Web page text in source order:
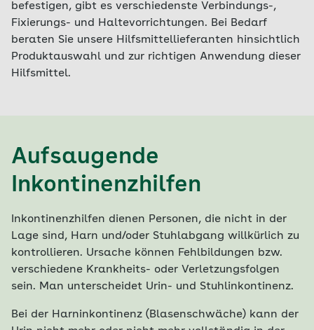
befestigen, gibt es verschiedenste Verbindungs-,
Fixierungs- und Haltevorrichtungen. Bei Bedarf
beraten Sie unsere Hilfsmittellieferanten hinsichtlich
Produktauswahl und zur richtigen Anwendung dieser
Hilfsmittel.
Aufsaugende
Inkontinenzhilfen
Inkontinenzhilfen dienen Personen, die nicht in der
Lage sind, Harn und/oder Stuhlabgang willkürlich zu
kontrollieren. Ursache können Fehlbildungen bzw.
verschiedene Krankheits- oder Verletzungsfolgen
sein. Man unterscheidet Urin- und Stuhlinkontinenz.
Bei der Harninkontinenz (Blasenschwäche) kann der